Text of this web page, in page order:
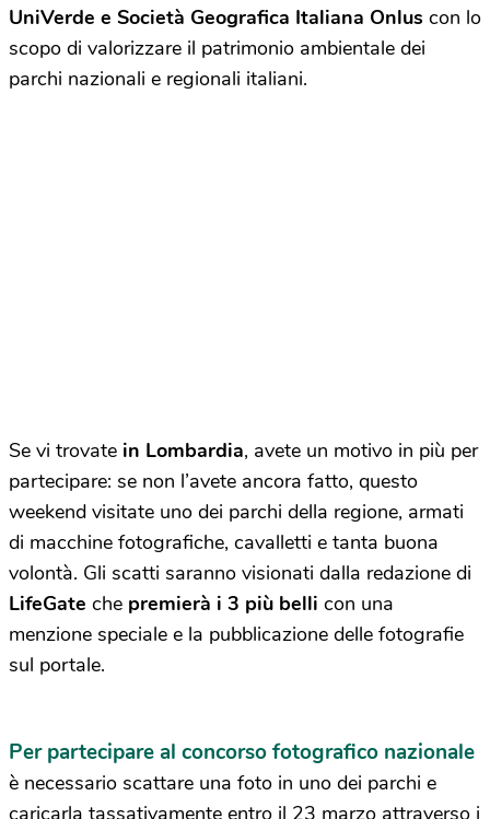
UniVerde e Società Geografica Italiana Onlus con lo
scopo di valorizzare il patrimonio ambientale dei
parchi nazionali e regionali italiani.
Se vi trovate in Lombardia, avete un motivo in più per
partecipare: se non l’avete ancora fatto, questo
weekend visitate uno dei parchi della regione, armati
di macchine fotografiche, cavalletti e tanta buona
volontà. Gli scatti saranno visionati dalla redazione di
LifeGate che premierà i 3 più belli con una
menzione speciale e la pubblicazione delle fotografie
sul portale.
Per partecipare al concorso fotografico nazionale
è necessario scattare una foto in uno dei parchi e
caricarla tassativamente entro il 23 marzo attraverso i